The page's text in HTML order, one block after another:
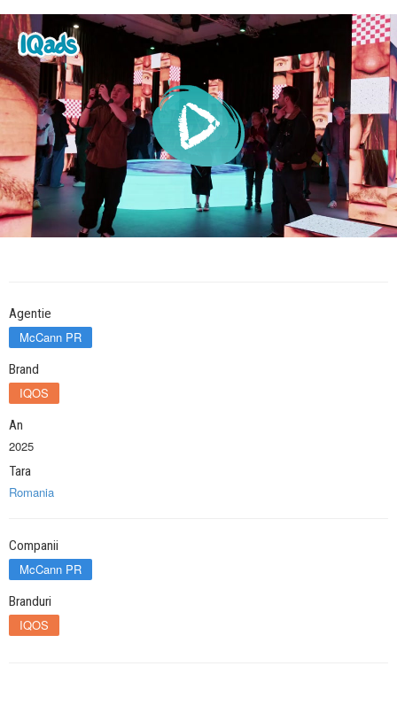
Agentie
McCann PR
Brand
IQOS
An
2025
Tara
Romania
Companii
McCann PR
Branduri
IQOS